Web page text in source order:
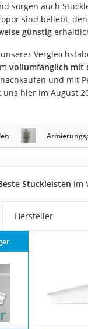
Split-
Pelletofen
Akku-
Multimeter
Winterharte
sorgen auch
sind beliebt,
günstig
vollumfänglich mit
und mit
uns hier im August
Stuckleisten im
Hersteller